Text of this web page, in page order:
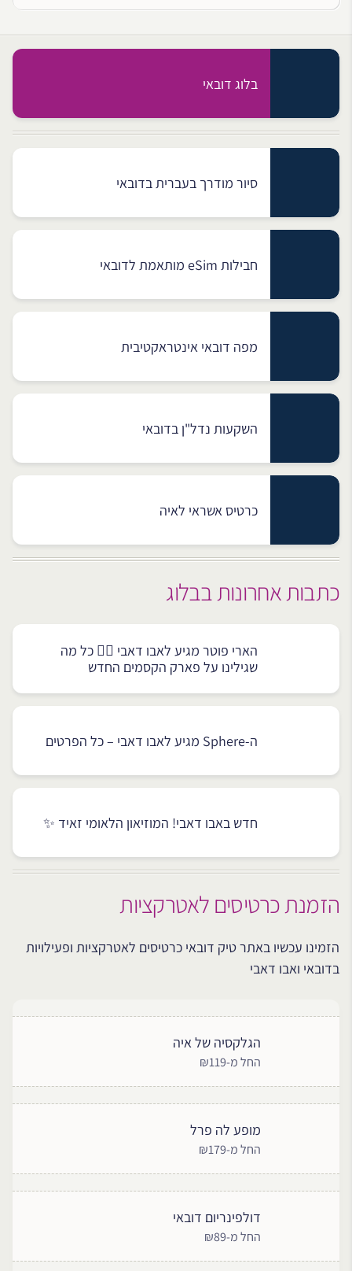
בלוג דובאי
סיור מודרך בעברית בדובאי
חבילות eSim מותאמת לדובאי
מפה דובאי אינטראקטיבית
השקעות נדל"ן בדובאי
כרטיס אשראי לאיה
כתבות אחרונות בבלוג
הארי פוטר מגיע לאבו דאבי 🧙‍♂️ כל מה
שגילינו על פארק הקסמים החדש
ה-Sphere מגיע לאבו דאבי – כל הפרטים
חדש באבו דאבי! המוזיאון הלאומי זאיד ✨
הזמנת כרטיסים לאטרקציות
הזמינו עכשיו באתר טיק דובאי כרטיסים לאטרקציות ופעילויות
בדובאי ואבו דאבי
הגלקסיה של איה
החל מ-₪119
מופע לה פרל
החל מ-₪179
דולפינריום דובאי
החל מ-₪89